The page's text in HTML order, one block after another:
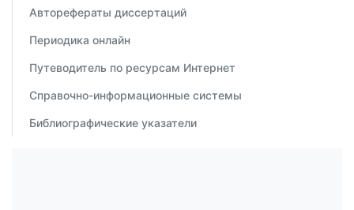
Авторефераты диссертаций
Периодика онлайн
Путеводитель по ресурсам Интернет
Справочно-информационные системы
Библиографические указатели